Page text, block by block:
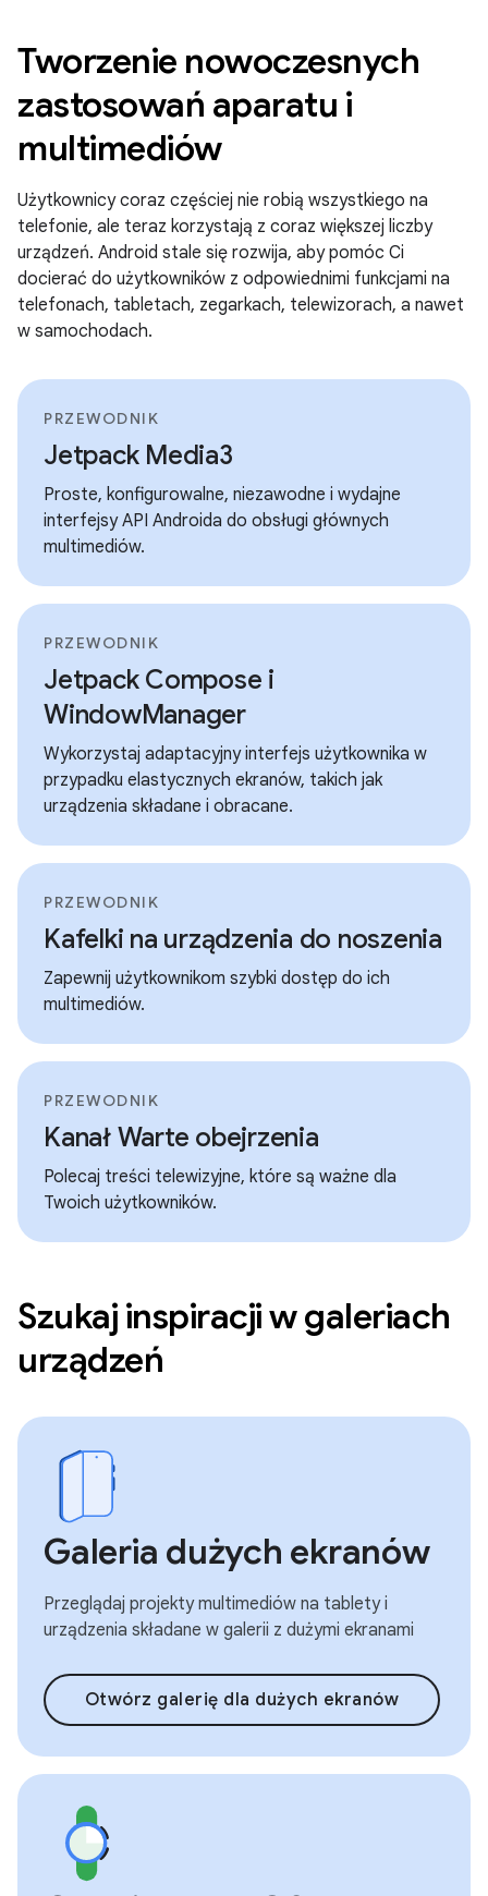
Tworzenie nowoczesnych
zastosowań aparatu i
multimediów
Użytkownicy coraz częściej nie robią wszystkiego na
telefonie, ale teraz korzystają z coraz większej liczby
urządzeń. Android stale się rozwija, aby pomóc Ci
docierać do użytkowników z odpowiednimi funkcjami na
telefonach, tabletach, zegarkach, telewizorach, a nawet
w samochodach.
PRZEWODNIK
Jetpack Media3
Proste, konfigurowalne, niezawodne i wydajne
interfejsy API Androida do obsługi głównych
multimediów.
PRZEWODNIK
Jetpack Compose i
WindowManager
Wykorzystaj adaptacyjny interfejs użytkownika w
przypadku elastycznych ekranów, takich jak
urządzenia składane i obracane.
PRZEWODNIK
Kafelki na urządzenia do noszenia
Zapewnij użytkownikom szybki dostęp do ich
multimediów.
PRZEWODNIK
Kanał Warte obejrzenia
Polecaj treści telewizyjne, które są ważne dla
Twoich użytkowników.
Szukaj inspiracji w galeriach
urządzeń
Galeria dużych ekranów
Przeglądaj projekty multimediów na tablety i
urządzenia składane w galerii z dużymi ekranami
Otwórz galerię dla dużych ekranów